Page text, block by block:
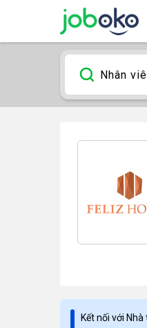
Kết nối với